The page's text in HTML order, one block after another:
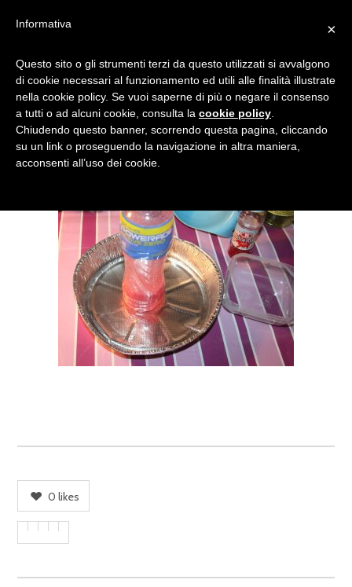
VULCANO-3
0 likes
×
Informativa
Questo sito o gli strumenti terzi da questo utilizzati si avvalgono
di cookie necessari al funzionamento ed utili alle finalità illustrate
nella cookie policy. Se vuoi saperne di più o negare il consenso
a tutti o ad alcuni cookie, consulta la cookie policy
Chiudendo questo banner, scorrendo questa pagina, cliccando
su un link o proseguendo la navigazione in altra maniera,
acconsenti all’uso dei cookie.